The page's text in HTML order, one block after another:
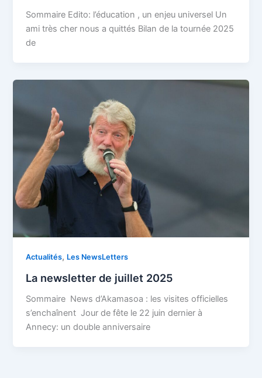
Sommaire Edito: l’éducation , un enjeu universel Un
ami très cher nous a quittés Bilan de la tournée 2025
de
Actualités, Les NewsLetters
La newsletter de juillet 2025
Sommaire News d’Akamasoa : les visites officielles
s’enchaînent Jour de fête le 22 juin dernier à
Annecy: un double anniversaire